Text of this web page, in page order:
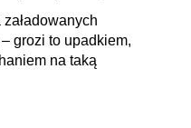
grozi to upadkiem,
na taką